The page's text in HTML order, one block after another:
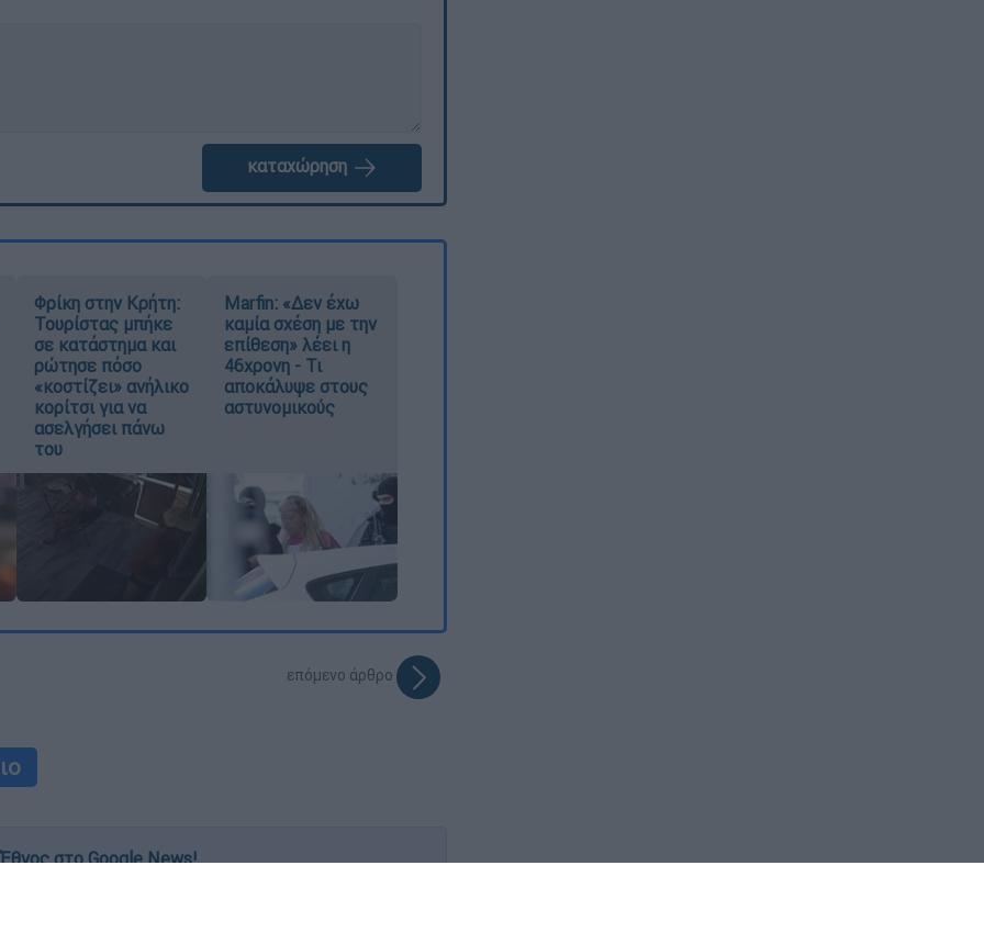
καταχώρηση
Φρίκη στην Κρήτη:
Τουρίστας μπήκε
σε κατάστημα και
ρώτησε πόσο
«κοστίζει» ανήλικο
κορίτσι για να
ασελγήσει πάνω
του
Marfin: «Δεν έχω
καμία σχέση με την
επίθεση» λέει η
46χρονη - Τι
αποκάλυψε στους
αστυνομικούς
επόμενο άρθρο
στο Google News!